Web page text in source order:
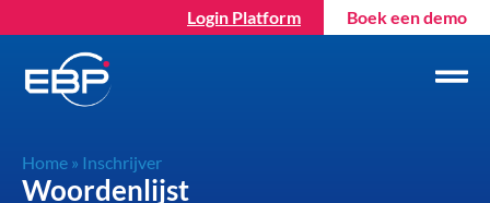
Login Platform Boek een demo
Home » Inschrijver
Woordenlijst